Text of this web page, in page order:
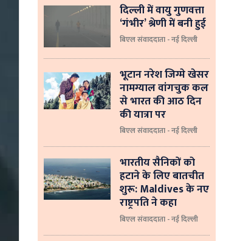
दिल्ली में वायु गुणवत्ता
‘गंभीर’ श्रेणी में बनी हुई
बिएल संवाददाता - नई दिल्ली
भूटान नरेश जिग्मे खेसर
नामग्याल वांगचुक कल
से भारत की आठ दिन
की यात्रा पर
बिएल संवाददाता - नई दिल्ली
भारतीय सैनिकों को
हटाने के लिए बातचीत
शुरू: Maldives के नए
राष्ट्रपति ने कहा
बिएल संवाददाता - नई दिल्‍ली